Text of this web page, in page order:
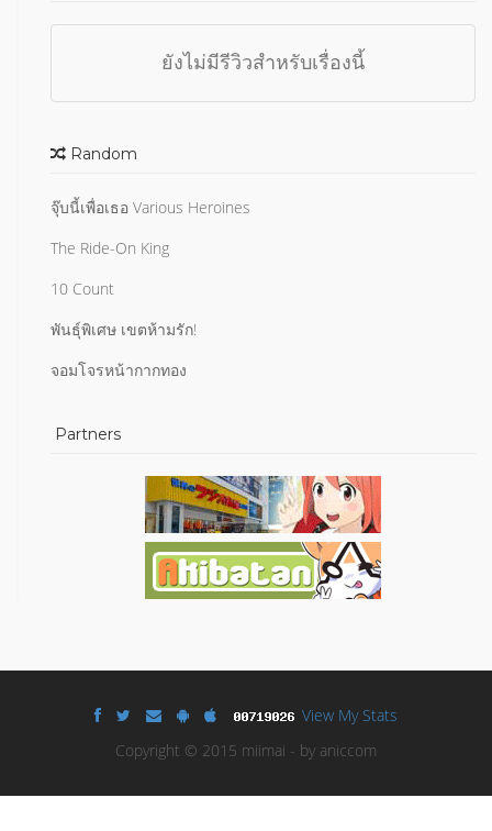
ยังไม่มีรีวิวสำหรับเรื่องนี้
Random
จุ๊บนี้เพื่อเธอ Various Heroines
The Ride-On King
10 Count
พันธุ์พิเศษ เขตห้ามรัก!
จอมโจรหน้ากากทอง
Partners
View My Stats
Copyright © 2015 miimai - by aniccom